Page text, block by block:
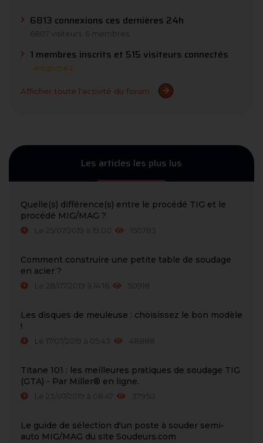
6813 connexions ces dernières 24h
6807 visiteurs 6 membres
1 membres inscrits et 515 visiteurs connectés
antgomez
Afficher toute l'activité du forum
Les articles les plus lus
Quelle(s) différence(s) entre le procédé TIG et le
procédé MIG/MAG ?
Le 25/07/2019 à 19:00 150783
Comment construire une petite table de soudage
en acier ?
Le 28/07/2019 à 14:16 50918
Les disques de meuleuse : choisissez le bon modèle
!
Le 17/07/2019 à 05:43 48888
Titane 101 : les meilleures pratiques de soudage TIG
(GTA) - Par Miller® en ligne.
Le 23/07/2019 à 08:47 37950
Le guide de sélection d'un poste à souder semi-
auto MIG/MAG du site Soudeurs.com